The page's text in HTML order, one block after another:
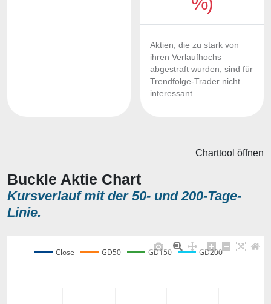
Aktien, die zu stark von
ihren Verlaufhochs
abgestraft wurden, sind für
Trendfolge-Trader nicht
interessant.
Buckle Aktie Chart
Kursverlauf mit der 50- und 200-Tage-
Linie.
Charttool öffnen
Close GD50 GD150 GD200